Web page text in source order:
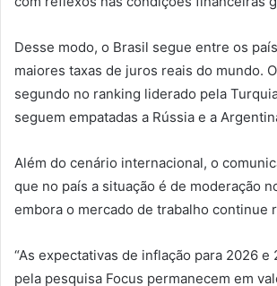
Desse modo, o Brasil segue entre os
maiores taxas de juros reais do mundo.
segundo no ranking liderado pela
seguem empatadas a Rússia e a
Além do cenário internacional, o
que no país a situação é de moderação
embora o mercado de trabalho continue
“As expectativas de inflação para 2026 e
pela pesquisa Focus permanecem em